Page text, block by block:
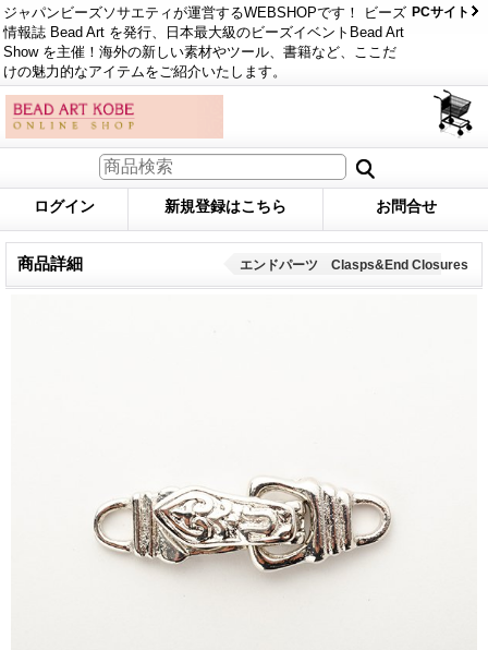
ジャパンビーズソサエティが運営するWEBSHOPです！ ビーズ
情報誌 Bead Art を発行、日本最大級のビーズイベントBead Art
Show を主催！海外の新しい素材やツール、書籍など、ここだ
けの魅力的なアイテムをご紹介いたします。
PCサイト
ログイン 新規登録はこちら お問合せ
商品詳細 エンドパーツ Clasps&End Closures